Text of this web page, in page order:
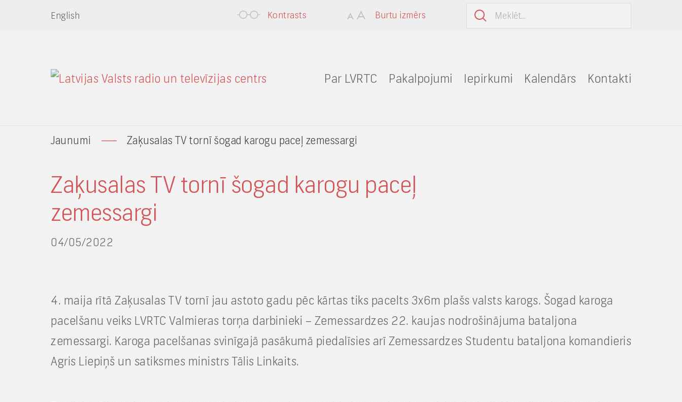
English Kontrasts Burtu izmērs
Par LVRTC Pakalpojumi Iepirkumi Kalendārs Kontakti
Jaunumi Zaķusalas TV tornī šogad karogu paceļ zemessargi
Zaķusalas TV tornī šogad karogu paceļ
zemessargi
04/05/2022
4. maija rītā Zaķusalas TV tornī jau astoto gadu pēc kārtas tiks pacelts 3x6m plašs valsts karogs. Šogad karoga
pacelšanu veiks LVRTC Valmieras torņa darbinieki – Zemessardzes 22. kaujas nodrošinājuma bataljona
zemessargi. Karoga pacelšanas svinīgajā pasākumā piedalīsies arī Zemessardzes Studentu bataljona komandieris
Agris Liepiņš un satiksmes ministrs Tālis Linkaits.